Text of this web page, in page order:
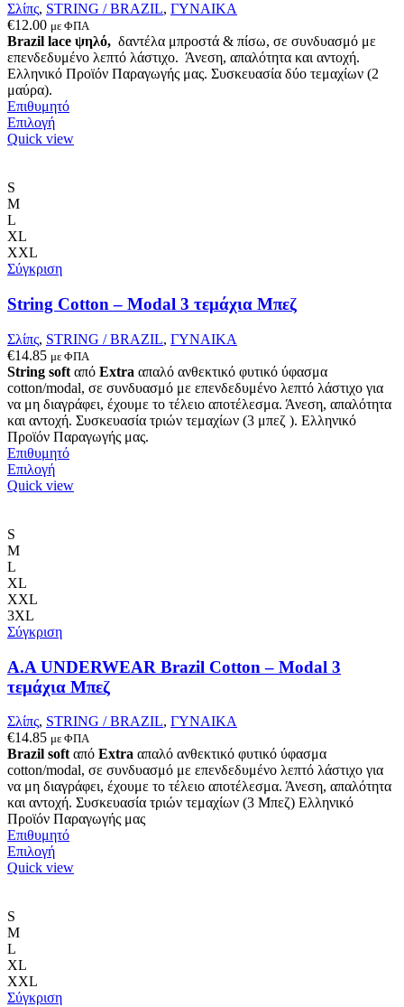
του
προϊόντος
Σλίπς, STRING / BRAZIL, ΓΥΝΑΙΚΑ
€12.00 με ΦΠΑ
Brazil lace ψηλό, δαντέλα μπροστά & πίσω, σε συνδυασμό με
επενδεδυμένο λεπτό λάστιχο. Άνεση, απαλότητα και αντοχή.
Ελληνικό Προϊόν Παραγωγής μας. Συσκευασία δύο τεμαχίων (2
μαύρα).
Επιθυμητό
ΕπιλογήΑυτό
το
να
στη
σελίδα
του
προϊόντος
Quick view
S
M
L
XL
XXL
Σύγκριση
String Cotton – Modal 3 τεμάχια Μπεζ
Σλίπς, STRING / BRAZIL, ΓΥΝΑΙΚΑ
€14.85 με ΦΠΑ
String soft από Extra απαλό ανθεκτικό φυτικό ύφασμα
cotton/modal, σε συνδυασμό με επενδεδυμένο λεπτό λάστιχο για
να μη διαγράφει, έχουμε το τέλειο αποτέλεσμα. Άνεση, απαλότητα
και αντοχή. Συσκευασία τριών τεμαχίων (3 μπεζ ). Ελληνικό
Προϊόν Παραγωγής μας.
Επιθυμητό
ΕπιλογήΑυτό
το
επιλεγούν
σελίδα
του
προϊόντος
Quick view
S
M
L
XL
XXL
3XL
Σύγκριση
A.A UNDERWEAR Brazil Cotton – Modal 3
τεμάχια Μπεζ
Σλίπς, STRING / BRAZIL, ΓΥΝΑΙΚΑ
€14.85 με ΦΠΑ
Brazil soft από Extra απαλό ανθεκτικό φυτικό ύφασμα
cotton/modal, σε συνδυασμό με επενδεδυμένο λεπτό λάστιχο για
να μη διαγράφει, έχουμε το τέλειο αποτέλεσμα. Άνεση, απαλότητα
και αντοχή. Συσκευασία τριών τεμαχίων (3 Μπεζ) Ελληνικό
Προϊόν Παραγωγής μας
Επιθυμητό
ΕπιλογήΑυτό
το
να
Quick view
S
M
L
XL
XXL
Σύγκριση